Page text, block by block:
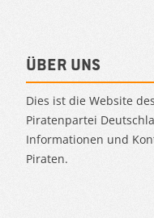
Über uns
Dies ist die Website
Piratenpartei
Informationen und
Piraten.